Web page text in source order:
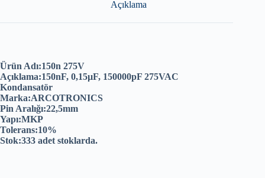
Açıklama
Ürün Adı:150n 275V
Açıklama:150nF, 0,15µF, 150000pF 275VAC
Kondansatör
Marka:ARCOTRONICS
Pin Aralığı:22,5mm
Yapı:MKP
Tolerans:10%
Stok:333 adet stoklarda.